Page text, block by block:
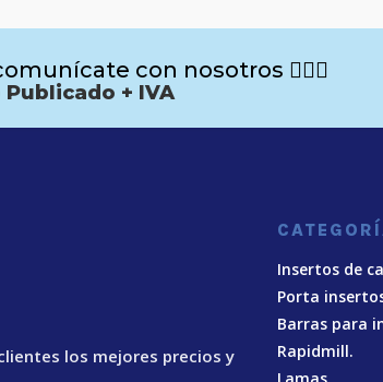
con nosotros 🙋🏻‍♂️
Publicado + IVA
los mejores precios y
Insertos de
Porta
Barras para
Rapidmill.